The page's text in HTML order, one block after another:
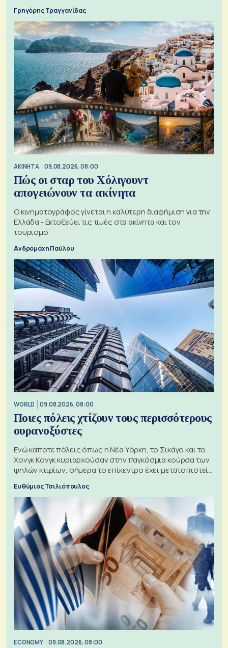
Γρηγόρης Τραγγανίδας
ΑΚΙΝΗΤΑ 09.08.2026, 08:00
Πώς οι σταρ του Χόλιγουντ
απογειώνουν τα ακίνητα
Ο κινηματογράφος γίνεται η καλύτερη διαφήμιση για την
Ελλάδα - Εκτοξεύει τις τιμές στα ακίνητα και τον
τουρισμό
Ανδρομάχη Παύλου
WORLD 09.08.2026, 08:00
Ποιες πόλεις χτίζουν τους περισσότερους
ουρανοξύστες
Ενώ κάποτε πόλεις όπως η Νέα Υόρκη, το Σικάγο και το
Χονγκ Κονγκ κυριαρχούσαν στην παγκόσμια κούρσα των
ψηλών κτιρίων, σήμερα το επίκεντρο έχει μετατοπιστεί
Ευθύμιος Τσιλιόπουλος
ECONOMY 09.08.2026, 08:00